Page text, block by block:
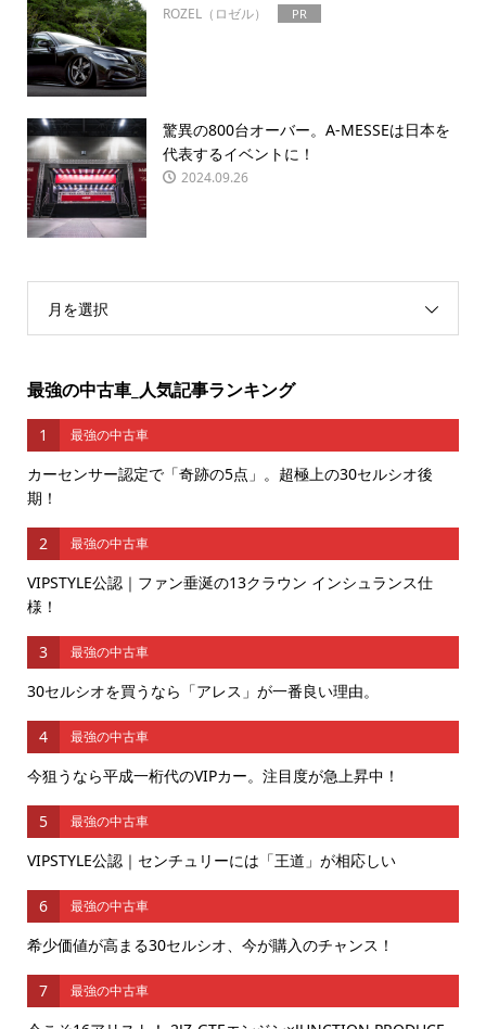
ROZEL（ロゼル） PR
驚異の800台オーバー。A-MESSEは日本を
代表するイベントに！
2024.09.26
月を選択
最強の中古車_人気記事ランキング
1 最強の中古車
カーセンサー認定で「奇跡の5点」。超極上の30セルシオ後
期！
2 最強の中古車
VIPSTYLE公認｜ファン垂涎の13クラウン インシュランス仕
様！
3 最強の中古車
30セルシオを買うなら「アレス」が一番良い理由。
4 最強の中古車
今狙うなら平成一桁代のVIPカー。注目度が急上昇中！
5 最強の中古車
VIPSTYLE公認｜センチュリーには「王道」が相応しい
6 最強の中古車
希少価値が高まる30セルシオ、今が購入のチャンス！
7 最強の中古車